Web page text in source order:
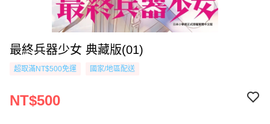
最終兵器少女 典藏版(01)
超取滿NT$500免運 國家/地區配送
NT$500